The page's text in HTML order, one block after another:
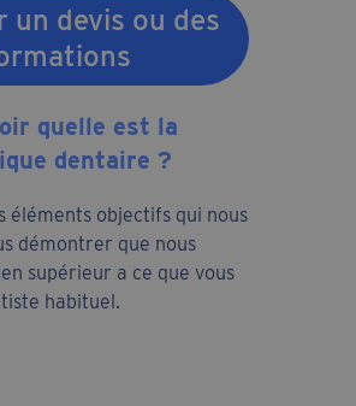
un devis ou des
quelle est la
dentaire ?
éléments objectifs qui nous
démontrer que nous
supérieur a ce que vous
habituel.